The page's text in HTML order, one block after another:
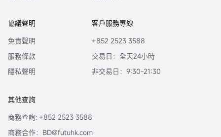
協議聲明
免責聲明
服務條款
隱私聲明
客戶服務專線
+852 2523 3588
交易日：全天24小時
非交易日：9:30-21:30
其他查詢
商務查詢: +852 2523 3588
商務合作：BD@futuhk.com